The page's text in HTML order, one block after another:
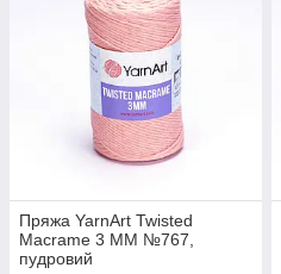
Пряжа YarnArt Twisted
Macrame 3 MM №767,
пудровий